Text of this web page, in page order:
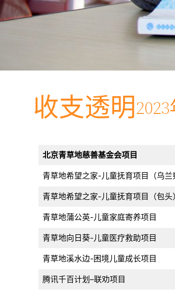
收支透明
北京青草地慈善基金会项目
青草地希望之家-儿童抚育项目（乌兰
青草地希望之家-儿童抚育项目（包头
青草地蒲公英-儿童家庭寄养项目
青草地向日葵-儿童医疗救助项目
青草地溪水边-困境儿童成长项目
腾讯千百计划–联劝项目